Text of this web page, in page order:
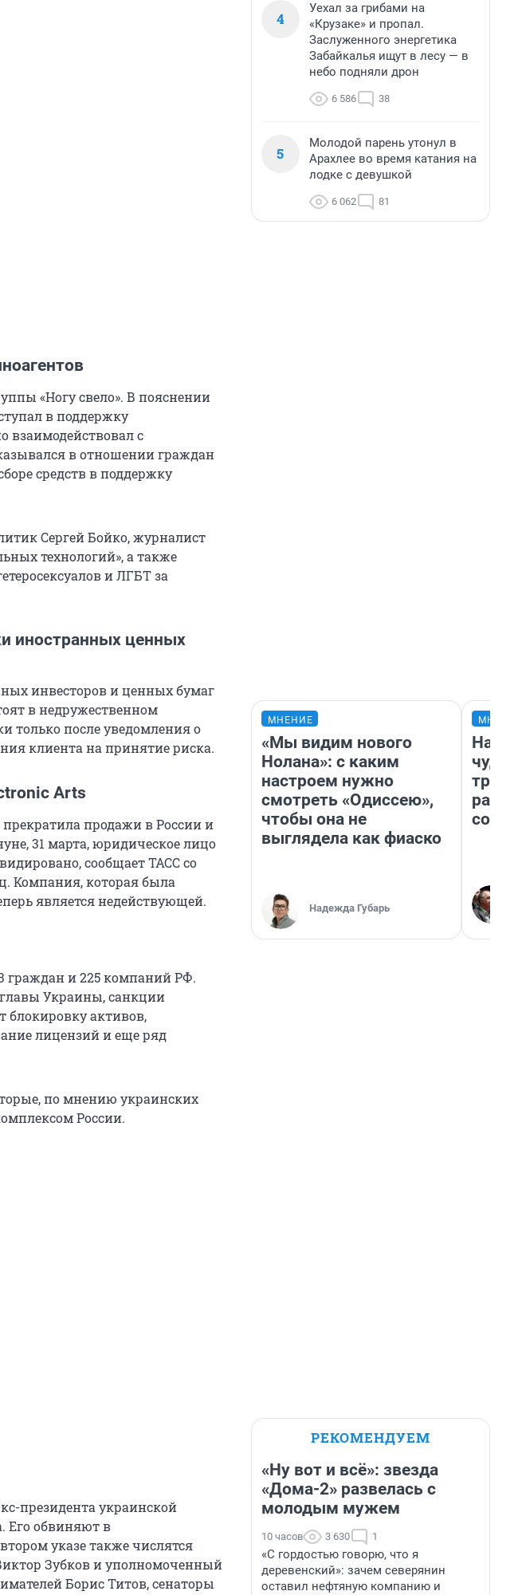
«Ногу свело». В пояснении
в поддержку
взаимодействовал с
в отношении граждан
средств в поддержку
Сергей Бойко, журналист
технологий», а также
и ЛГБТ за
иностранных ценных
инвесторов и ценных бумаг
в недружественном
только после уведомления о
клиента на принятие риска.
Arts
продажи в России и
31 марта, юридическое лицо
сообщает ТАСС со
Компания, которая была
является недействующей.
граждан и 225 компаний РФ.
Украины, санкции
блокировку активов,
лицензий и еще ряд
по мнению украинских
России.
президента украинской
Его обвиняют в
указе также числятся
Зубков и уполномоченный
Борис Титов, сенаторы
4
Уехал за грибами на
«Крузаке» и пропал.
Заслуженного энергетика
Забайкалья ищут в лесу — в
небо подняли дрон
6 586 38
5
Молодой парень утонул в
Арахлее во время катания на
лодке с девушкой
6 062 81
МНЕНИЕ
«Мы видим нового
Нолана»: с каким
настроем нужно
смотреть «Одиссею»,
чтобы она не
выглядела как фиаско
Надежда Губарь
РЕКОМЕНДУЕМ
«Ну вот и всё»: звезда
«Дома-2» развелась с
молодым мужем
10 часов 3 630 1
«С гордостью говорю, что я
деревенский»: зачем северянин
оставил нефтяную компанию и